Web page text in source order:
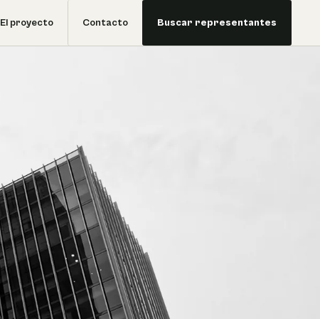
El proyecto Contacto Buscar representantes